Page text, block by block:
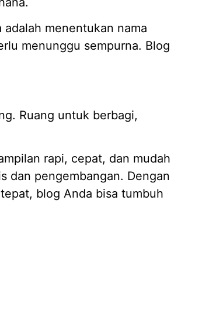
menentukan nama
menunggu sempurna. Blog
Ruang untuk berbagi,
rapi, cepat, dan mudah
dan pengembangan. Dengan
blog Anda bisa tumbuh